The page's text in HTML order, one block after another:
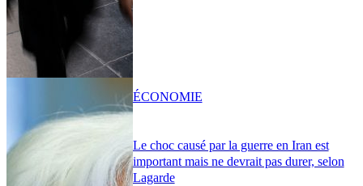
Le choc causé par la guerre en Iran est
important mais ne devrait pas durer, selon
Lagarde
ÉCONOMIE